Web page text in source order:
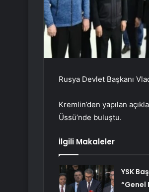
Rusya Devlet Başkanı
Kremlin’den yapılan
Üssü’nde buluştu.
İlgili Makaleler
YSK
“Genel